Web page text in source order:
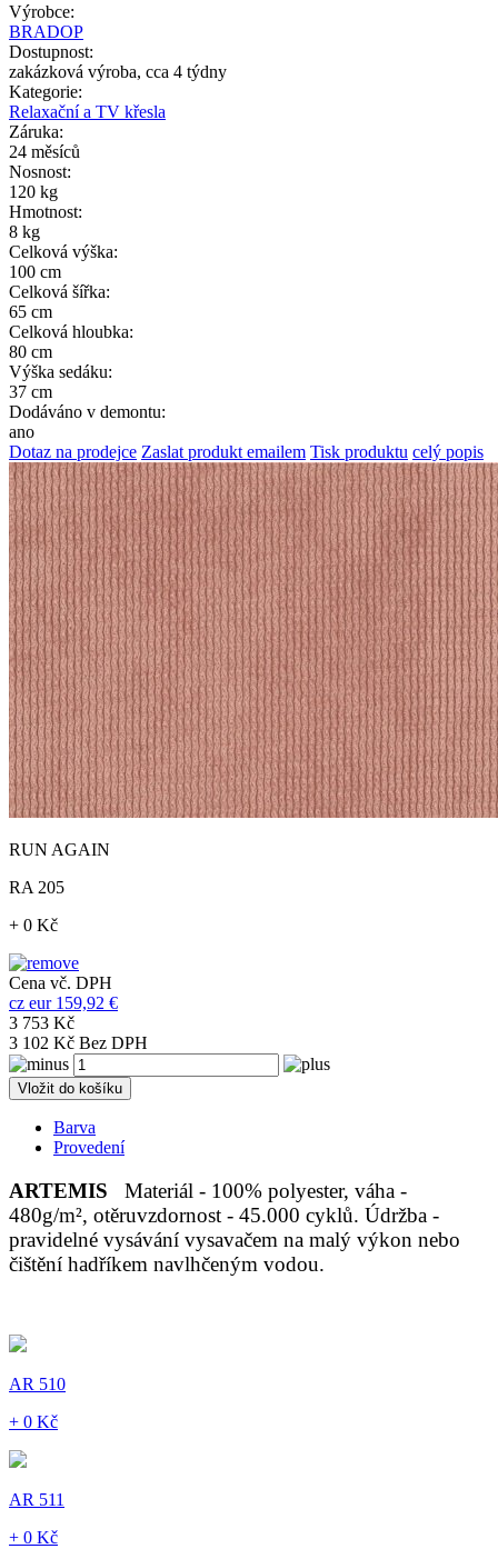
Výrobce:
BRADOP
Dostupnost:
zakázková výroba, cca 4 týdny
Kategorie:
Relaxační a TV křesla
Záruka:
24 měsíců
Nosnost:
120 kg
Hmotnost:
8 kg
Celková výška:
100 cm
Celková šířka:
65 cm
Celková hloubka:
80 cm
Výška sedáku:
37 cm
Dodáváno v demontu:
ano
Dotaz na prodejce Zaslat produkt emailem Tisk produktu celý popis
RUN AGAIN
RA 205
+ 0 Kč
Cena vč. DPH
cz eur 159,92 €
3 753 Kč
3 102 Kč Bez DPH
Vložit do košíku
Barva
Provedení
ARTEMIS
Materiál - 100% polyester, váha -
480g/m², otěruvzdornost - 45.000 cyklů. Údržba -
pravidelné vysávání vysavačem na malý výkon nebo
čištění hadříkem navlhčeným vodou.
AR 510
+ 0 Kč
AR 511
+ 0 Kč